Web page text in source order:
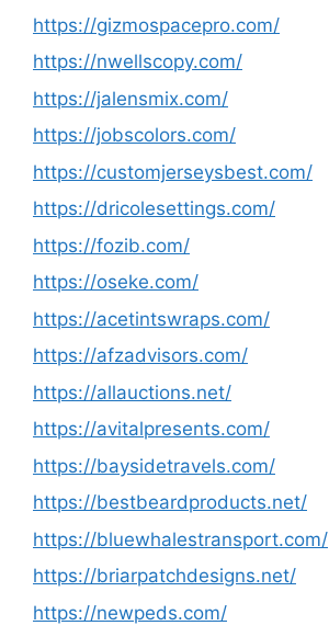
https://gizmospacepro.com/
https://nwellscopy.com/
https://jalensmix.com/
https://jobscolors.com/
https://customjerseysbest.com/
https://dricolesettings.com/
https://fozib.com/
https://oseke.com/
https://acetintswraps.com/
https://afzadvisors.com/
https://allauctions.net/
https://avitalpresents.com/
https://baysidetravels.com/
https://bestbeardproducts.net/
https://bluewhalestransport.com/
https://briarpatchdesigns.net/
https://newpeds.com/